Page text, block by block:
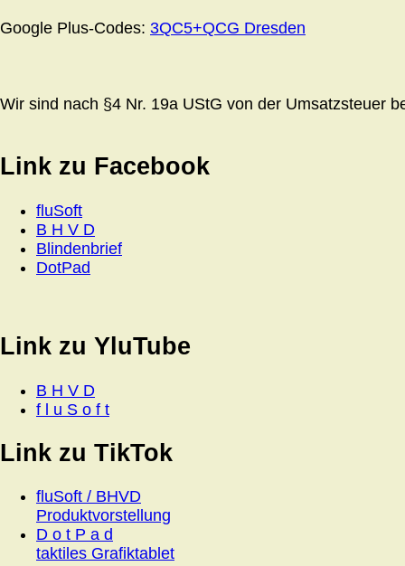
Google Plus-Codes: 3QC5+QCG Dresden
Wir sind nach §4 Nr. 19a UStG von der Umsatzsteuer
Link zu Facebook
fluSoft
B H V D
Blindenbrief
DotPad
Link zu YluTube
B H V D
f l u S o f t
Link zu TikTok
fluSoft / BHVD
Produktvorstellung
D o t P a d
taktiles Grafiktablet